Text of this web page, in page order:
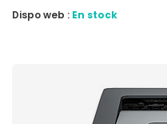
Dispo web : En stock